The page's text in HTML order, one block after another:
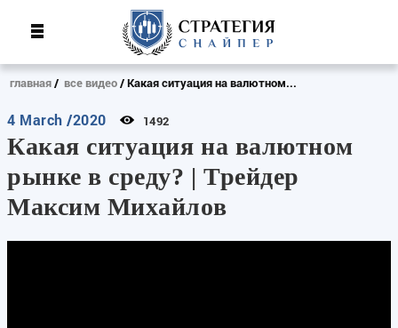
главная все видео Какая ситуация на валютном...
4 March /2020 1492
Какая ситуация на валютном
рынке в среду? | Трейдер
Максим Михайлов